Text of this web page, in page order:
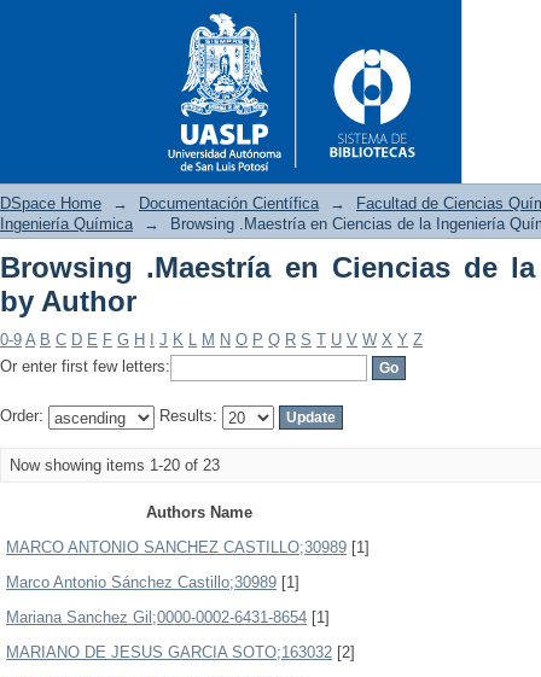
Browsing .Maestría en
DSpace Home → Documentación Científica →
Facultad de Ciencias
Ingeniería Química
→ Browsing .Maestría en Ciencias de la Ingeniería
Browsing .Maestría en Ciencias de
by Author
0-9 A B C D E F G H J K L M N O P Q R S T U V W X Y Z
Or enter first few letters:
Order: Results:
Now showing items 1-20 of 23
Authors Name
MARCO ANTONIO SANCHEZ CASTILLO;30989 [1]
Marco Antonio Sánchez Castillo;30989 [1]
Mariana Sanchez Gil;0000-0002-6431-8654 [1]
MARIANO DE JESUS GARCIA SOTO;163032 [2]